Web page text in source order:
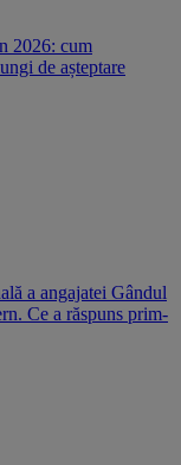
2026: cum
de așteptare
a angajatei Gândul
Ce a răspuns prim-